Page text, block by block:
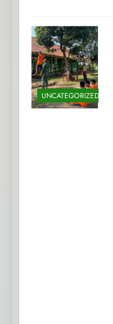
UNCATEGORIZED